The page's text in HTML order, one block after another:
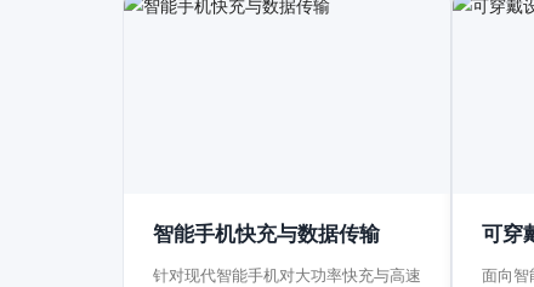
智能手机快充与数据传输
针对现代智能手机对大功率快充与高速
可穿
面向智